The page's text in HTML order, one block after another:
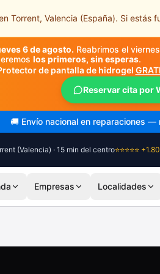
Torrent, Valencia (España). Si
6 de agosto. Reabrimos el
los primeros, sin esperas.
de pantalla de hidrogel
Reservar cita por
🎓 Diagnóstico siempre
(Valencia) · 15 min del centro⭐⭐⭐⭐⭐
Empresas Localidades